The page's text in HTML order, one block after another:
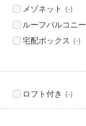
メゾネット (-)
ルーフバルコニー
宅配ボックス (-)
ロフト付き (-)